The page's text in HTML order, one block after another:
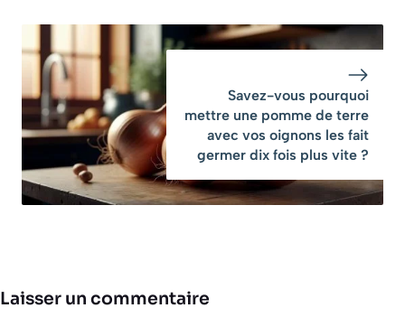
Savez-vous pourquoi
mettre une pomme de terre
avec vos oignons les fait
germer dix fois plus vite ?
Laisser un commentaire